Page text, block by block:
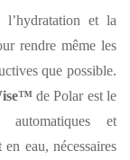
l’hydratation et la
rendre même les
que possible.
de Polar est le
et
eau, nécessaires